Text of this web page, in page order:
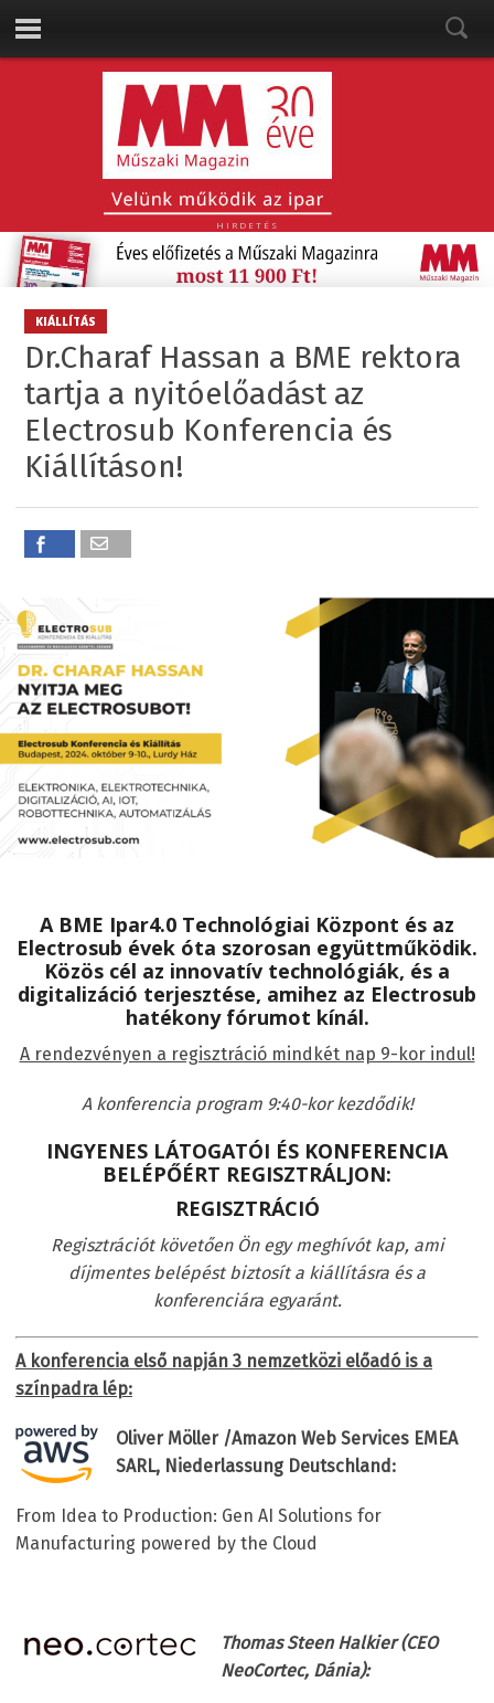
HIRDETÉS
KIÁLLÍTÁS
Dr.Charaf Hassan a BME rektora
tartja a nyitóelőadást az
Electrosub Konferencia és
Kiállításon!
A BME Ipar4.0 Technológiai Központ és az
Electrosub évek óta szorosan együttműködik.
Közös cél az innovatív technológiák, és a
digitalizáció terjesztése, amihez az Electrosub
hatékony fórumot kínál.
A rendezvényen a regisztráció mindkét nap 9-kor indul!
A konferencia program 9:40-kor kezdődik!
INGYENES LÁTOGATÓI ÉS KONFERENCIA
BELÉPŐÉRT REGISZTRÁLJON:
REGISZTRÁCIÓ
Regisztrációt követően Ön egy meghívót kap, ami
díjmentes belépést biztosít a kiállításra és a
konferenciára egyaránt.
A konferencia első napján 3 nemzetközi előadó is a
színpadra lép:
Oliver Möller /Amazon Web Services EMEA
SARL, Niederlassung Deutschland:
From Idea to Production: Gen AI Solutions for
Manufacturing powered by the Cloud
Thomas Steen Halkier (CEO
NeoCortec, Dánia):